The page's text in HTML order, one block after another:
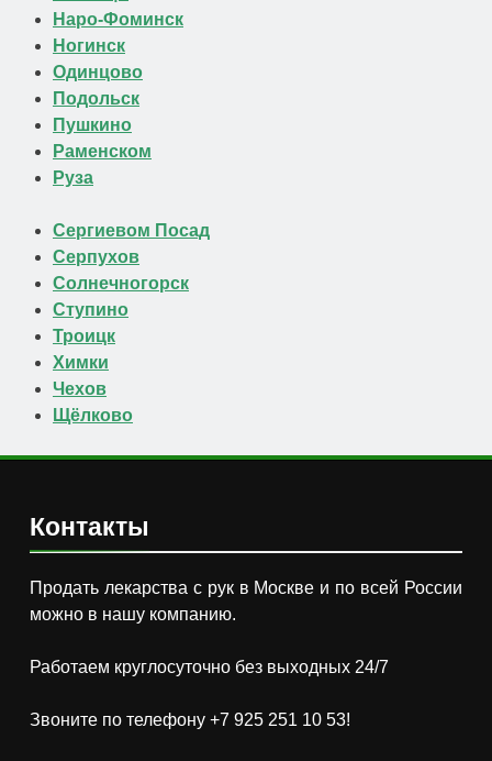
Наро-Фоминск
Ногинск
Одинцово
Подольск
Пушкино
Раменском
Руза
Сергиевом Посад
Серпухов
Солнечногорск
Ступино
Троицк
Химки
Чехов
Щёлково
Контакты
Продать лекарства с рук в Москве и по всей России
можно в нашу компанию.
Работаем круглосуточно без выходных 24/7
Звоните по телефону +7 925 251 10 53!